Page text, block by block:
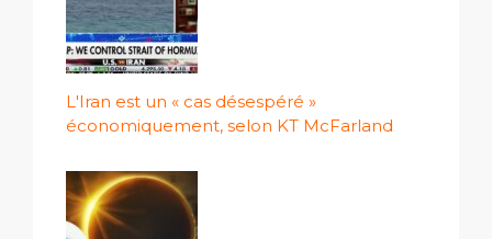
L'Iran est un « cas désespéré »
économiquement, selon KT McFarland